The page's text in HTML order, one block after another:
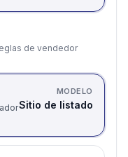
de vendedor
MODELO
Sitio de listado